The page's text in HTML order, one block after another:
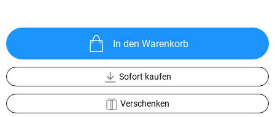
In den Warenkorb
Sofort kaufen
Verschenken